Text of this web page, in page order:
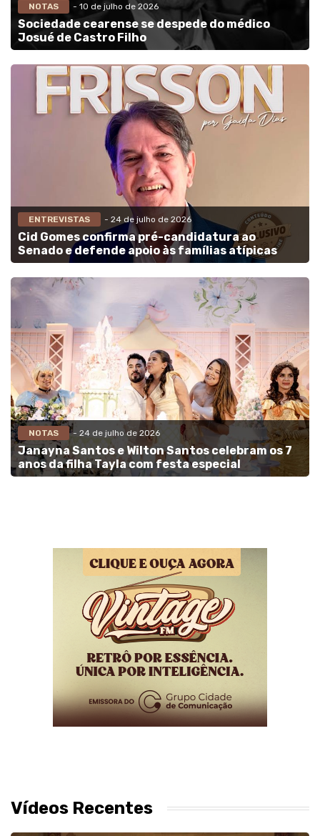
NOTAS - 10 de julho de 2026
Sociedade cearense se despede do médico
Josué de Castro Filho
ENTREVISTAS - 24 de julho de 2026
Cid Gomes confirma pré-candidatura ao
Senado e defende apoio às famílias atípicas
NOTAS - 24 de julho de 2026
Janayna Santos e Wilton Santos celebram os 7
anos da filha Tayla com festa especial
Vídeos Recentes